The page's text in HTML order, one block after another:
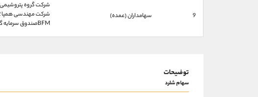
9 سهامداران (عمده)
شركت گروه پتروشيمی
شركت مهندسی همپا 2 درصد
BFMصندوق سرمايه گذاري.ا.ب 2 درصد
توضیحات
سهام شلرد